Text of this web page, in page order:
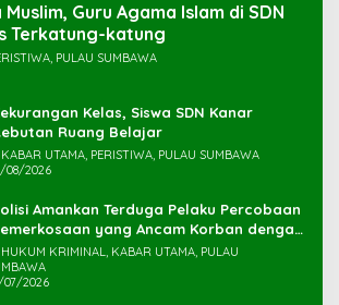
Muslim, Guru Agama Islam di SDN
Sampar Maras Terkatung-katung ‎
PULAU SUMBAWA
Kelas, Siswa SDN Kanar
Ruang Belajar
UTAMA, PERISTIWA, PULAU SUMBAWA
08/2026
Amankan Terduga Pelaku Percobaan
yang Ancam Korban dengan
KRIMINAL, KABAR UTAMA, PULAU
07/2026